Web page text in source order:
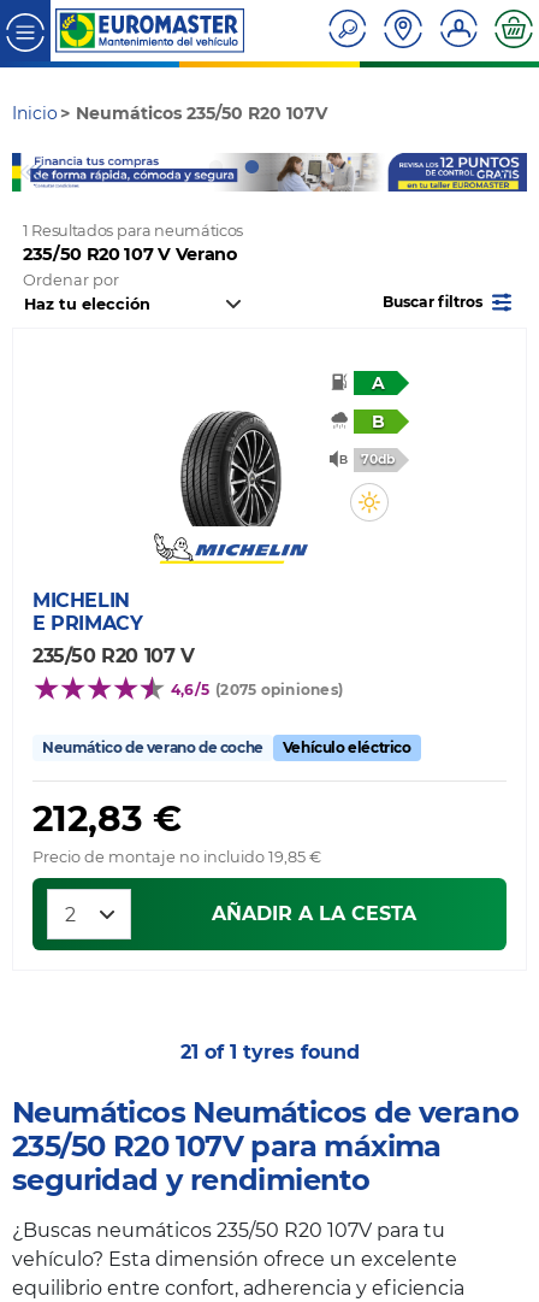
Inicio Neumáticos 235/50 R20 107V
1 Resultados para neumáticos
235/50 R20 107 V Verano
Ordenar por
Buscar filtros
A
B
70db
MICHELIN
E PRIMACY
235/50 R20 107 V
4,6/5 (2075 opiniones)
Neumático de verano de coche Vehículo eléctrico
212,83 €
Precio de montaje no incluido 19,85 €
AÑADIR A LA CESTA
21 of 1 tyres found
Neumáticos Neumáticos de verano
235/50 R20 107V para máxima
seguridad y rendimiento
¿Buscas neumáticos 235/50 R20 107V para tu
vehículo? Esta dimensión ofrece un excelente
equilibrio entre confort, adherencia y eficiencia